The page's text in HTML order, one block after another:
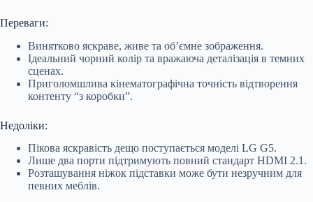
Переваги:
Винятково яскраве, живе та об’ємне зображення.
Ідеальний чорний колір та вражаюча деталізація в темних
сценах.
Приголомшлива кінематографічна точність відтворення
контенту “з коробки”.
Недоліки:
Пікова яскравість дещо поступається моделі LG G5.
Лише два порти підтримують повний стандарт HDMI 2.1.
Розташування ніжок підставки може бути незручним для
певних меблів.